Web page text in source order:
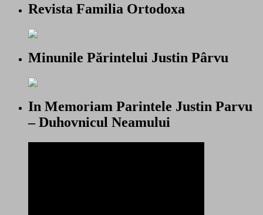
Revista Familia Ortodoxa
Minunile Părintelui Justin Pârvu
In Memoriam Parintele Justin Parvu
– Duhovnicul Neamului